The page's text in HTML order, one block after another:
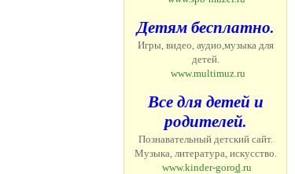
Детям бесплатно.
Игры, видео, аудио,музыка для
детей.
www.multimuz.ru
Все для детей и
родителей.
Познавательный детский сайт.
Музыка, литература, искусство.
www.kinder-gorod.ru